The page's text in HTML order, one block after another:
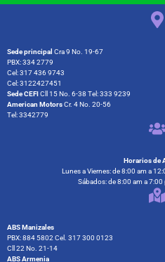
Sede principal Cra 9 No. 19-67
PBX: 334 2779
Cel: 317 436 9743
Cel: 3122427451
Sede CEFICll 15 No. 6-38 Tel: 333 9239
American MotorsCr. 4 No. 20-56
Tel: 3342779
Horarios de
Lunes a Viernes: de 8:00 am a
Sábados: de 8:00 am a
ABS Manizales
PBX: 884 5802 Cel. 317 300 0123
Cll 22 No. 21-14
ABS Armenia